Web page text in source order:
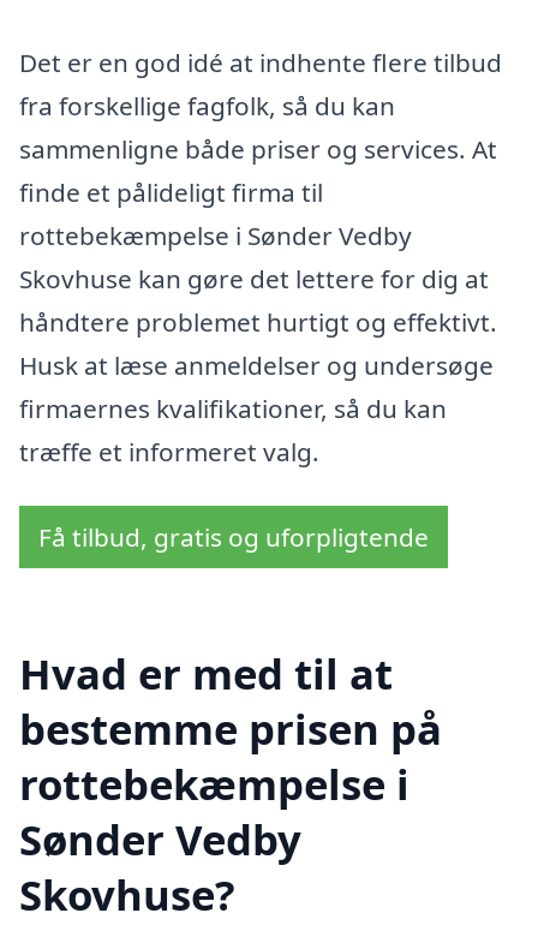
Det er en god idé at indhente flere tilbud
fra forskellige fagfolk, så du kan
sammenligne både priser og services. At
finde et pålideligt firma til
rottebekæmpelse i Sønder Vedby
Skovhuse kan gøre det lettere for dig at
håndtere problemet hurtigt og effektivt.
Husk at læse anmeldelser og undersøge
firmaernes kvalifikationer, så du kan
træffe et informeret valg.
Få tilbud, gratis og uforpligtende
Hvad er med til at
bestemme prisen på
rottebekæmpelse i
Sønder Vedby
Skovhuse?